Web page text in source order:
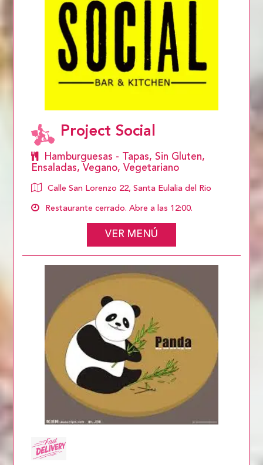
Project Social
Hamburguesas - Tapas, Sin Gluten,
Ensaladas, Vegano, Vegetariano
Calle San Lorenzo 22, Santa Eulalia del Rio
Restaurante cerrado. Abre a las 12:00.
VER MENÚ